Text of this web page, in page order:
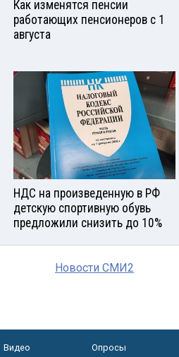
Как изменятся пенсии
работающих пенсионеров с 1
августа
НДС на произведенную в РФ
детскую спортивную обувь
предложили снизить до 10%
Новости СМИ2
Видео Опросы